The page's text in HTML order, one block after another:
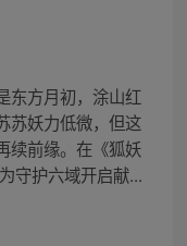
东方月初，涂山红
苏妖力低微，但这
续前缘。在《狐妖
守护六域开启献...